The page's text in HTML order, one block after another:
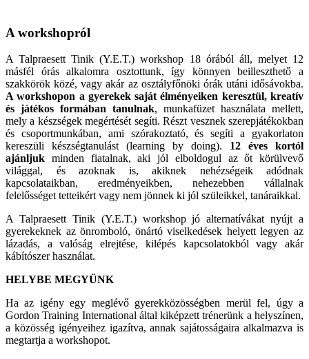
A workshopról
A Talpraesett Tinik (Y.E.T.) workshop 18 órából áll, melyet 12
másfél órás alkalomra osztottunk, így könnyen beilleszthető a
szakkörök közé, vagy akár az osztályfőnöki órák utáni idősávokba.
A workshopon a gyerekek saját élményeiken keresztül, kreatív
és játékos formában tanulnak, munkafüzet használata mellett,
mely a készségek megértését segíti. Részt vesznek szerepjátékokban
és csoportmunkában, ami szórakoztató, és segíti a gyakorlaton
kereszüli készségtanulást (learning by doing). 12 éves kortól
ajánljuk minden fiatalnak, aki jól elboldogul az őt körülvevő
világgal, és azoknak is, akiknek nehézségeik adódnak
kapcsolataikban, eredményeikben, nehezebben vállalnak
felelősséget tetteikért vagy nem jönnek ki jól szüleikkel, tanáraikkal.
A Talpraesett Tinik (Y.E.T.) workshop jó alternatívákat nyújt a
gyerekeknek az önromboló, önártó viselkedések helyett legyen az
lázadás, a valóság elrejtése, kilépés kapcsolatokból vagy akár
kábítószer használat.
HELYBE MEGYÜNK
Ha az igény egy meglévő gyerekközösségben merül fel, úgy a
Gordon Training International által kiképzett trénerünk a helyszínen,
a közösség igényeihez igazítva, annak sajátosságaira alkalmazva is
megtartja a workshopot.